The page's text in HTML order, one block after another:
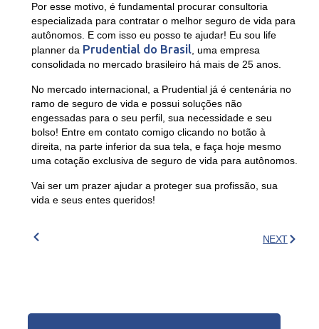
Por esse motivo, é fundamental procurar consultoria
especializada para contratar o melhor seguro de vida para
autônomos. E com isso eu posso te ajudar! Eu sou life
planner da Prudential do Brasil, uma empresa
consolidada no mercado brasileiro há mais de 25 anos.
No mercado internacional, a Prudential já é centenária no
ramo de seguro de vida e possui soluções não
engessadas para o seu perfil, sua necessidade e seu
bolso! Entre em contato comigo clicando no botão à
direita, na parte inferior da sua tela, e faça hoje mesmo
uma cotação exclusiva de seguro de vida para autônomos.
Vai ser um prazer ajudar a proteger sua profissão, sua
vida e seus entes queridos!
NEXT